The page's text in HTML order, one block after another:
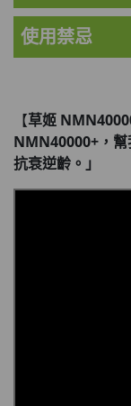
使用禁忌
【草姬
NMN40000+，
抗衰逆齡。」